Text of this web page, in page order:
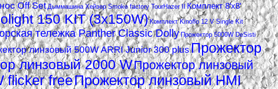
Off Set Дыммашина Xейзер Smoke factory TourHazer II Комплект 8'x8'
150 KIT (3х150W) Комплект Kinoflo 12 V Single Kit
тележка Panther Classic Dolly Прожектор 5000W DeSisti
линзовый 500W ARRI Junior 300 plusПрожектор
линзовый 2000 WПрожектор линзовый
flicker freeПрожектор линзовый HMI